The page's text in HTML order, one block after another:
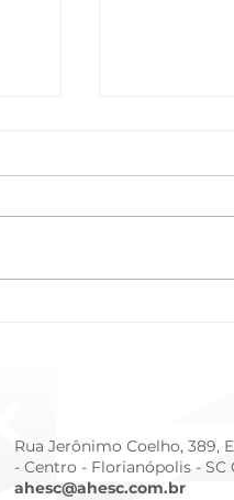
Rua Jerônimo Coelho, 389,
- Centro - Florianópolis - SC
ahesc@ahesc.com.br